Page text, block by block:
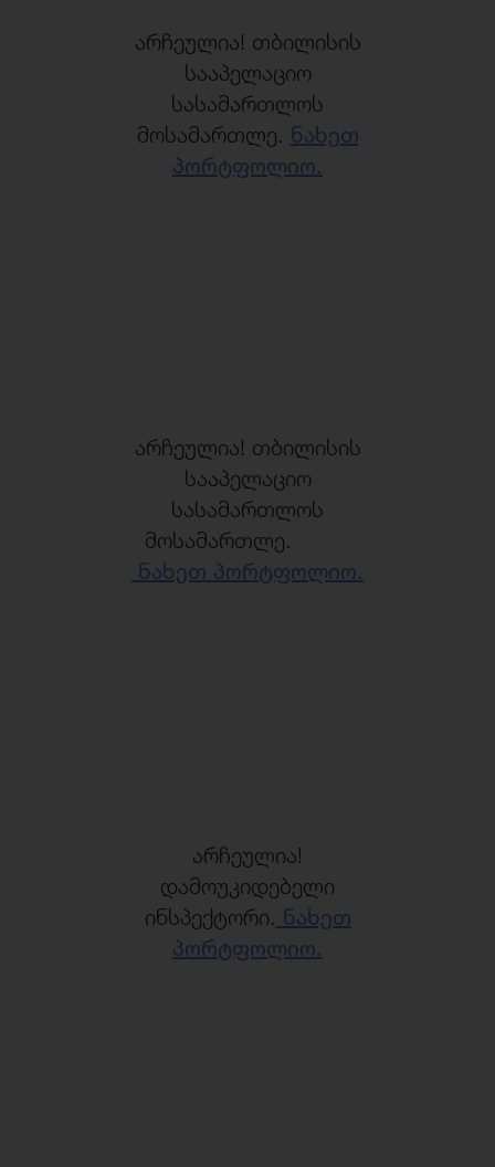
არჩეულია! თბილისის
სააპელაციო
სასამართლოს
მოსამართლე. ნახეთ
პორტფოლიო.
არჩეულია! თბილისის
სააპელაციო
სასამართლოს
მოსამართლე.
ნახეთ პორტფოლიო.
არჩეულია!
დამოუკიდებელი
ინსპექტორი. ნახეთ
პორტფოლიო.